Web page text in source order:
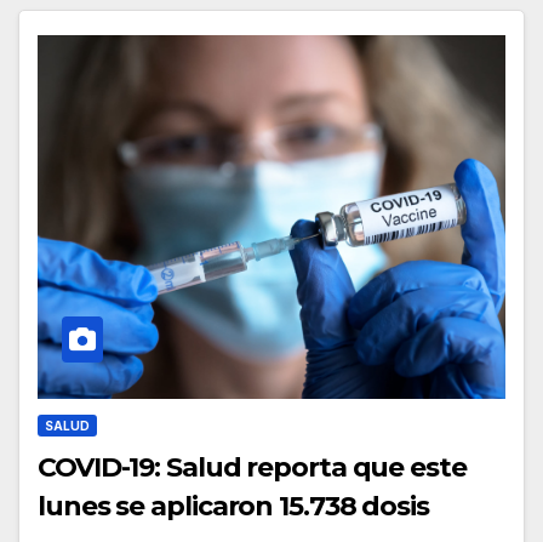
SALUD
COVID-19: Salud reporta que este
lunes se aplicaron 15.738 dosis